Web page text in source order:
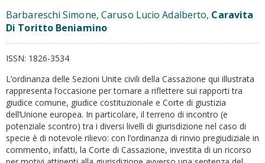
Barbareschi Simone, Caruso Lucio Adalberto, Caravita
Di Toritto Beniamino
ISSN: 1826-3534
L’ordinanza delle Sezioni Unite civili della Cassazione qui illustrata
rappresenta l’occasione per tornare a riflettere sui rapporti tra
giudice comune, giudice costituzionale e Corte di giustizia
dell’Unione europea. In particolare, il terreno di incontro (e
potenziale scontro) tra i diversi livelli di giurisdizione nel caso di
specie è di notevole rilievo: con l’ordinanza di rinvio pregiudiziale in
commento, infatti, la Corte di Cassazione, investita di un ricorso